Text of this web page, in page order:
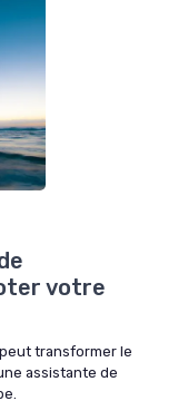
votre
transformer le
assistante de